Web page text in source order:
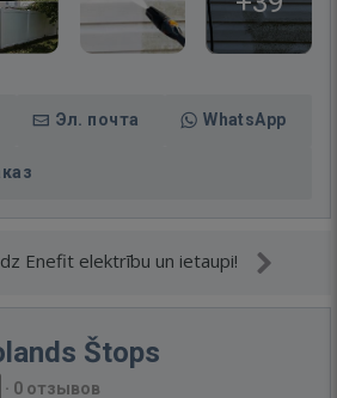
Эл. почта WhatsApp
Enefit elektrību un ietaupi!
Štops
· 0 отзывов